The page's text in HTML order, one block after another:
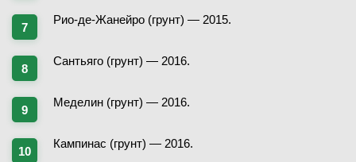
Рио-де-Жанейро (грунт) — 2015.
Сантьяго (грунт) — 2016.
Меделин (грунт) — 2016.
Кампинас (грунт) — 2016.